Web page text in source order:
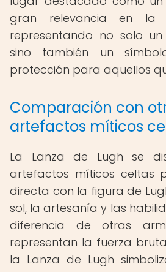
gran relevancia en la
representando no solo
sino también un
protección para aquellos
Comparación con
artefactos míticos
La Lanza de Lugh se
artefactos míticos celtas
directa con la figura de
sol, la artesanía y las
diferencia de otras
representan la fuerza
la Lanza de Lugh